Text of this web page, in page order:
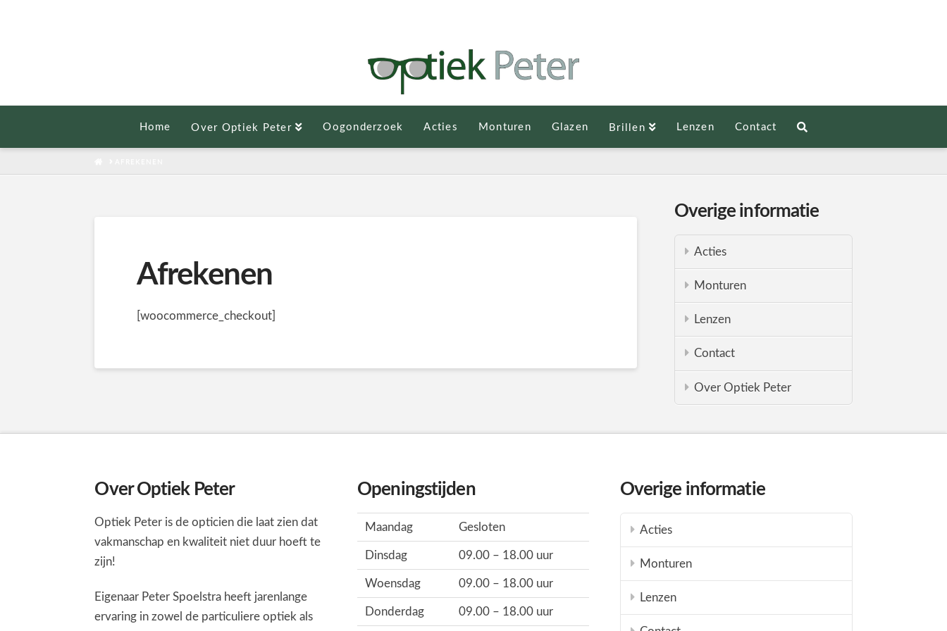
Home Over Optiek Peter Oogonderzoek Acties Monturen Glazen Brillen Lenzen Contact
Afrekenen
[woocommerce_checkout]
Overige informatie
Acties
Monturen
Lenzen
Contact
Over Optiek Peter
Over Optiek Peter
Optiek Peter is de opticien die laat zien dat
vakmanschap en kwaliteit niet duur hoeft te
zijn!
Eigenaar Peter Spoelstra heeft jarenlange
ervaring in zowel de particuliere optiek als
Openingstijden
Maandag Gesloten
Dinsdag 09.00 – 18.00 uur
Woensdag 09.00 – 18.00 uur
Donderdag 09.00 – 18.00 uur
Overige informatie
Acties
Monturen
Lenzen